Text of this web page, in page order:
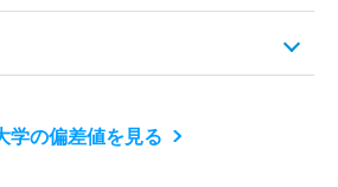
学の偏差値を見る